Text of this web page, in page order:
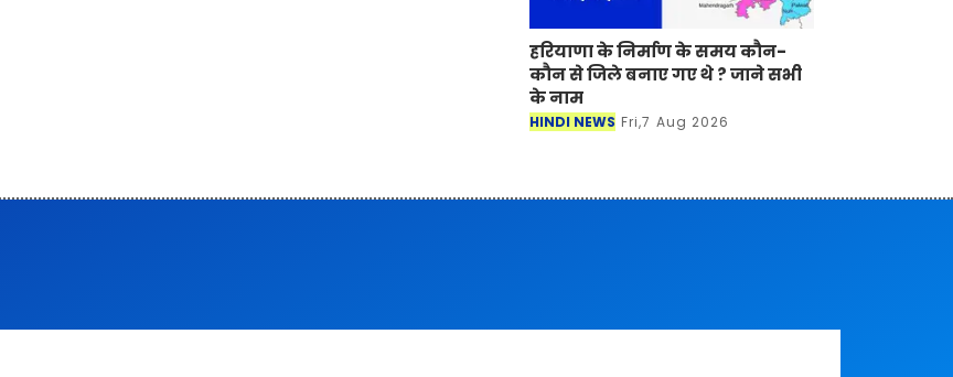
हरियाणा के निर्माण के समय कौन-
कौन से जिले बनाए गए थे ? जाने सभी
के नाम
HINDI NEWS Fri,7 Aug 2026